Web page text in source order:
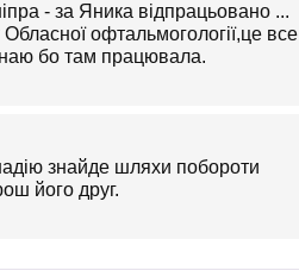
- за Яника відпрацьовано ...
офтальмогології,це все
бо там працювала.
знайде шляхи побороти
його друг.